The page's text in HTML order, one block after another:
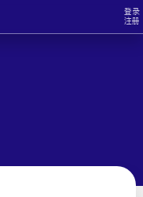
登录
注册